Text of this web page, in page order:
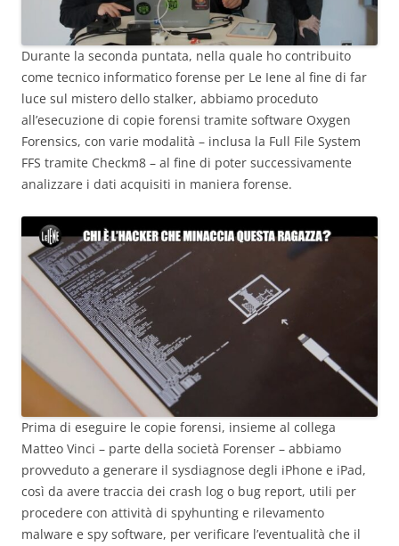
Durante la seconda puntata, nella quale ho contribuito
come tecnico informatico forense per Le Iene al fine di far
luce sul mistero dello stalker, abbiamo proceduto
all’esecuzione di copie forensi tramite software Oxygen
Forensics, con varie modalità – inclusa la Full File System
FFS tramite Checkm8 – al fine di poter successivamente
analizzare i dati acquisiti in maniera forense.
Prima di eseguire le copie forensi, insieme al collega
Matteo Vinci – parte della società Forenser – abbiamo
provveduto a generare il sysdiagnose degli iPhone e iPad,
così da avere traccia dei crash log o bug report, utili per
procedere con attività di spyhunting e rilevamento
malware e spy software, per verificare l’eventualità che il